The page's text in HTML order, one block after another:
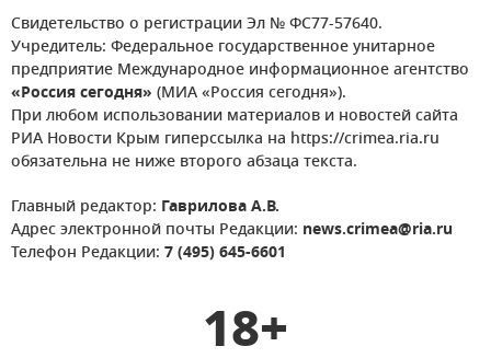
Свидетельство о регистрации Эл № ФС77-57640.
Учредитель: Федеральное государственное унитарное
предприятие Международное информационное агентство
«Россия сегодня» (МИА «Россия сегодня»).
При любом использовании материалов и новостей сайта
РИА Новости Крым гиперссылка на https://crimea.ria.ru
обязательна не ниже второго абзаца текста.
Главный редактор: Гаврилова А.В.
Адрес электронной почты Редакции: news.crimea@ria.ru
Телефон Редакции: 7 (495) 645-6601
18+